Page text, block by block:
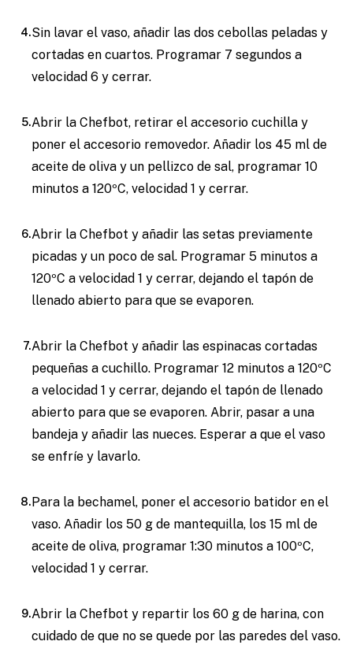
Sin lavar el vaso, añadir las dos cebollas peladas y
cortadas en cuartos. Programar 7 segundos a
velocidad 6 y cerrar.
Abrir la Chefbot, retirar el accesorio cuchilla y
poner el accesorio removedor. Añadir los 45 ml de
aceite de oliva y un pellizco de sal, programar 10
minutos a 120ºC, velocidad 1 y cerrar.
Abrir la Chefbot y añadir las setas previamente
picadas y un poco de sal. Programar 5 minutos a
120ºC a velocidad 1 y cerrar, dejando el tapón de
llenado abierto para que se evaporen.
Abrir la Chefbot y añadir las espinacas cortadas
pequeñas a cuchillo. Programar 12 minutos a 120ºC
a velocidad 1 y cerrar, dejando el tapón de llenado
abierto para que se evaporen. Abrir, pasar a una
bandeja y añadir las nueces. Esperar a que el vaso
se enfríe y lavarlo.
Para la bechamel, poner el accesorio batidor en el
vaso. Añadir los 50 g de mantequilla, los 15 ml de
aceite de oliva, programar 1:30 minutos a 100ºC,
velocidad 1 y cerrar.
Abrir la Chefbot y repartir los 60 g de harina, con
cuidado de que no se quede por las paredes del vaso.